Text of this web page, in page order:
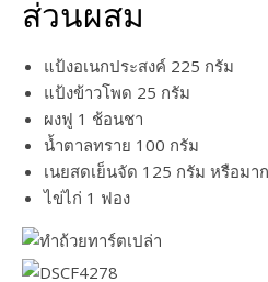
ส่วนผสม
แป้งอเนกประสงค์ 225 กรัม
แป้งข้าวโพด 25 กรัม
ผงฟู 1 ช้อนชา
น้ำตาลทราย 100 กรัม
เนยสดเย็นจัด 125 กรัม หรือมา
ไข่ไก่ 1 ฟอง